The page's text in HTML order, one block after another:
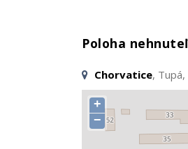
Poloha
Chorvatice,
+
−